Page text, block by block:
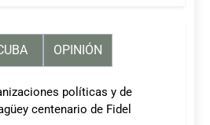
OPINIÓN
políticas y de
centenario de Fidel